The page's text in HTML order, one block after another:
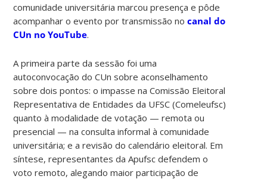
comunidade universitária marcou presença e pôde
acompanhar o evento por transmissão nocanal do
CUn no YouTube.
A primeira parte da sessão foi uma
autoconvocação do CUn sobre aconselhamento
sobre dois pontos: o impasse na Comissão Eleitoral
Representativa de Entidades da UFSC (Comeleufsc)
quanto à modalidade de votação — remota ou
presencial — na consulta informal à comunidade
universitária; e a revisão do calendário eleitoral. Em
síntese, representantes da Apufsc defendem o
voto remoto, alegando maior participação de